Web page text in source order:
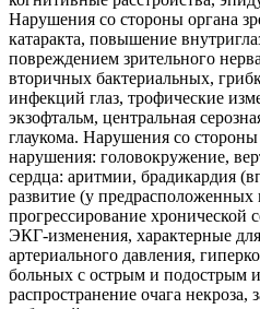
Нарушения со стороны органа
катаракта, повышение
повреждением зрительного
вторичных бактериальных,
инфекций глаз, трофические
экзофтальм, центральная
глаукома. Нарушения со
нарушения: головокружение,
сердца: аритмии, брадикардия
развитие (у предрасположенных
прогрессирование хронической
ЭКГ-изменения, характерные
артериального давления,
больных с острым и подострым
распространение очага